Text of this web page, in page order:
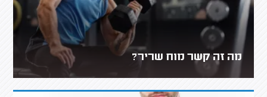
מה זה קשר מוח שריר?